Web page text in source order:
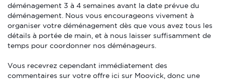
déménagement 3 à 4 semaines avant la date prévue du
déménagement. Nous vous encourageons vivement à
organiser votre déménagement dès que vous avez tous les
détails à portée de main, et à nous laisser suffisamment de
temps pour coordonner nos déménageurs.
Vous recevrez cependant immédiatement des
commentaires sur votre offre ici sur Moovick, donc une